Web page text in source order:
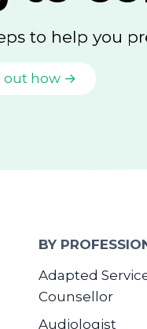
to help you
out how →
BY
Adapted
Counsellor
Audiologist